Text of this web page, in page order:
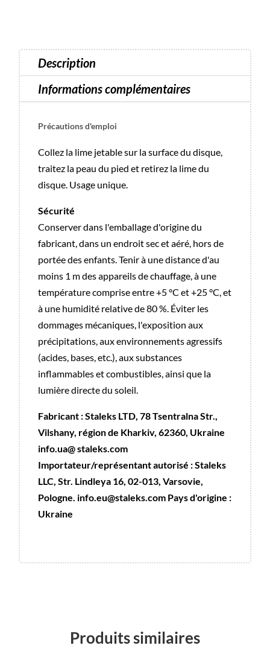
Pédicure
PODODISC
STALEKS
PRO
L
(25
Pcs)
Description
Informations complémentaires
Précautions d'emploi
Collez la lime jetable sur la surface du disque,
traitez la peau du pied et retirez la lime du
disque. Usage unique.
Sécurité
Conserver dans l'emballage d'origine du
fabricant, dans un endroit sec et aéré, hors de
portée des enfants. Tenir à une distance d'au
moins 1 m des appareils de chauffage, à une
température comprise entre +5 °C et +25 °C, et
à une humidité relative de 80 %. Éviter les
dommages mécaniques, l'exposition aux
précipitations, aux environnements agressifs
(acides, bases, etc.), aux substances
inflammables et combustibles, ainsi que la
lumière directe du soleil.
Fabricant : Staleks LTD, 78 Tsentralna Str.,
Vilshany, région de Kharkiv, 62360, Ukraine
info.ua@ staleks.com
Importateur/représentant autorisé : Staleks
LLC, Str. Lindleya 16, 02-013, Varsovie,
Pologne. info.eu@staleks.com Pays d'origine :
Ukraine
Produits similaires